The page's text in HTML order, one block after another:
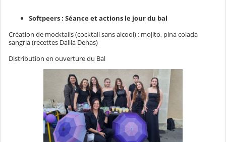
Softpeers : Séance et actions le jour du bal
Création de mocktails (cocktail sans alcool) : mojito, pina colada
sangria (recettes Dalila Dehas)
Distribution en ouverture du Bal